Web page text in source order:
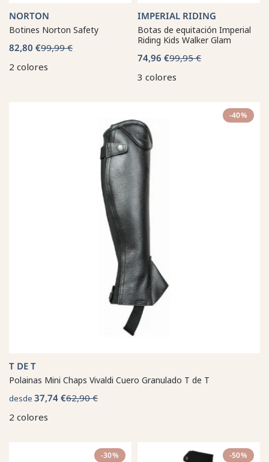
NORTON
Botines Norton Safety
82,80 €99,99 €
2 colores
IMPERIAL RIDING
Botas de equitación Imperial
Riding Kids Walker Glam
74,96 €99,95 €
3 colores
-40%
T DE T
Polainas Mini Chaps Vivaldi Cuero Granulado T de T
desde 37,74 €62,90 €
2 colores
-30% -50%